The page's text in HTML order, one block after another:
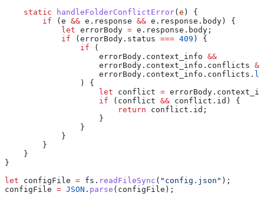
    static
handleFolderConflictError( e ) {
        if
( e && e . response && e . response . body ) {
            let
errorBody = e . response . body ;
            if
( errorBody . status === 409 ) {
                if
(
                    errorBody
. context_info &&
                    errorBody
. context_info . conflicts &&
                    errorBody
. context_info . conflicts .
                ) {
                    let
conflict = errorBody .
                    if
( conflict && conflict . id ) {
                        return
conflict . id ;
                    }
                }
            }
        }
    }
}
let configFile = fs . readFileSync ( "config.json" );
configFile = JSON . parse ( configFile );